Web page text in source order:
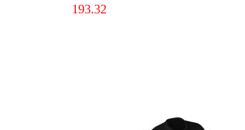
193.32